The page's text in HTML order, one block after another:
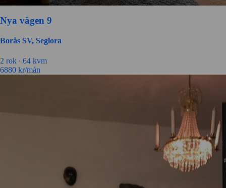
Nya vägen 9
Borås SV, Seglora
2 rok ∙ 64 kvm
6880 kr/mån